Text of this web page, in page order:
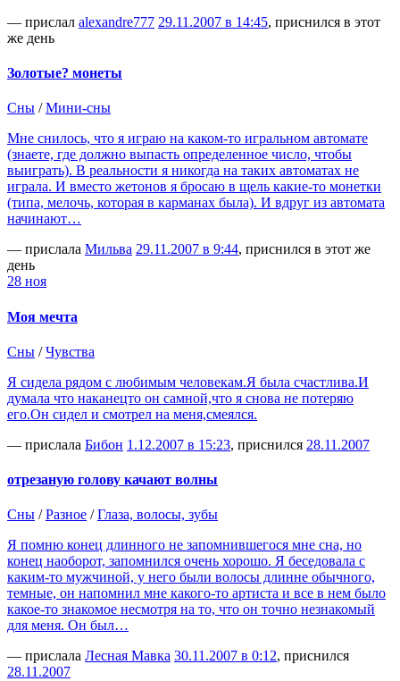
— прислал alexandre777 29.11.2007 в 14:45, приснился в этот
же день
Золотые? монеты
Сны /Мини-сны
Мне снилось, что я играю на каком-то игральном автомате
(знаете, где должно выпасть определенное число, чтобы
выиграть). В реальности я никогда на таких автоматах не
играла. И вместо жетонов я бросаю в щель какие-то монетки
(типа, мелочь, которая в карманах была). И вдруг из автомата
начинают…
— прислала Мильва 29.11.2007 в 9:44, приснился в этот же
день
28 ноя
Моя мечта
Сны /Чувства
Я сидела рядом с любимым человекам.Я была счастлива.И
думала что наканецто он самной,что я снова не потеряю
его.Он сидел и смотрел на меня,смеялся.
— прислала Бибон 1.12.2007 в 15:23, приснился 28.11.2007
отрезаную голову качают волны
Сны /Разное /Глаза, волосы, зубы
Я помню конец длинного не запомнившегося мне сна, но
конец наоборот, запомнился очень хорошо. Я беседовала с
каким-то мужчиной, у него были волосы длинне обычного,
темные, он напомнил мне какого-то артиста и все в нем было
какое-то знакомое несмотря на то, что он точно незнакомый
для меня. Он был…
— прислала Лесная Мавка 30.11.2007 в 0:12, приснился
28.11.2007